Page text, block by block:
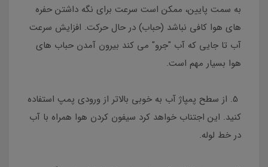
به سمت پایین، ممکن است سرعت برای نگه داشتن حفره
های هوا کافی نباشد (حباب) در حال حرکت. افزایش سرعت
آب تا جایی که آب "جرو" می کند بیرون آمدن حباب های
هوا بسیار مهم است.
5. از سطح پمپاژ آب به خوبی بالاتر از ورودی پمپ استفاده
کنید. این اجتناب خواهد کرد سیفون کردن هوا همراه با آب
در خط لوله.